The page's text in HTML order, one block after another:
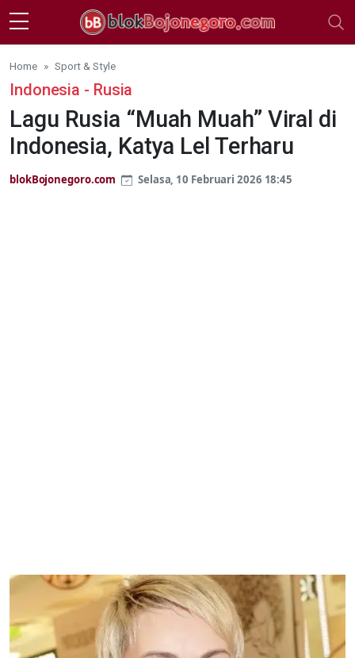
Home Sport & Style
Indonesia - Rusia
Lagu Rusia “Muah Muah” Viral di
Indonesia, Katya Lel Terharu
blokBojonegoro.com Selasa, 10 Februari 2026 18:45